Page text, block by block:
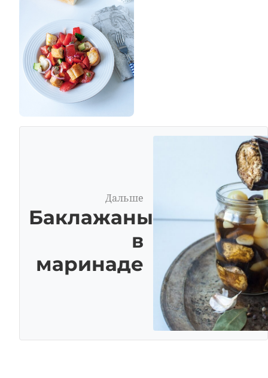
Дальше
Баклажаны
в
маринаде